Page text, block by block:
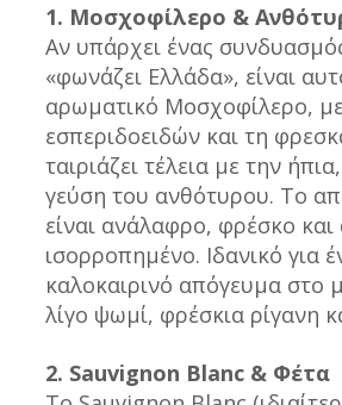
1. Μοσχοφίλερο &
Αν υπάρχει ένας
«φωνάζει Ελλάδα», είναι
αρωματικό Μοσχοφίλερο,
εσπεριδοειδών και τη
ταιριάζει τέλεια με την
γεύση του ανθότυρου. Το
είναι ανάλαφρο, φρέσκο
ισορροπημένο. Ιδανικό για
καλοκαιρινό απόγευμα στο
λίγο ψωμί, φρέσκια ρίγανη
2. Sauvignon Blanc & Φέτα